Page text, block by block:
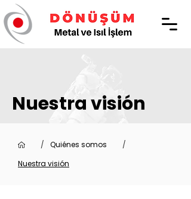
Nuestra visión
/ Quiénes somos
/
Nuestra visión